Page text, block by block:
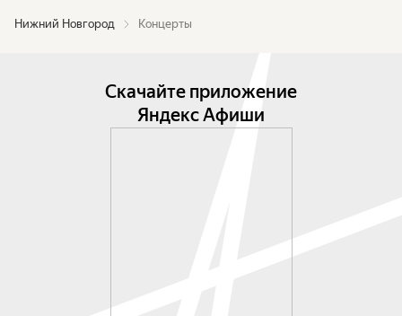
Нижний Новгород Концерты
Скачайте приложение
Яндекс Афиши